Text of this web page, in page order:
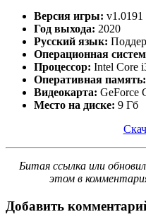
Версия игры: v1.0191
Год выхода: 2020
Русский язык:
Операционная
Процессор: Intel Core
Оперативная память:
Видеокарта: GeForce
Место на диске: 9 Гб
Битая ссылка или
этом в
Добавить